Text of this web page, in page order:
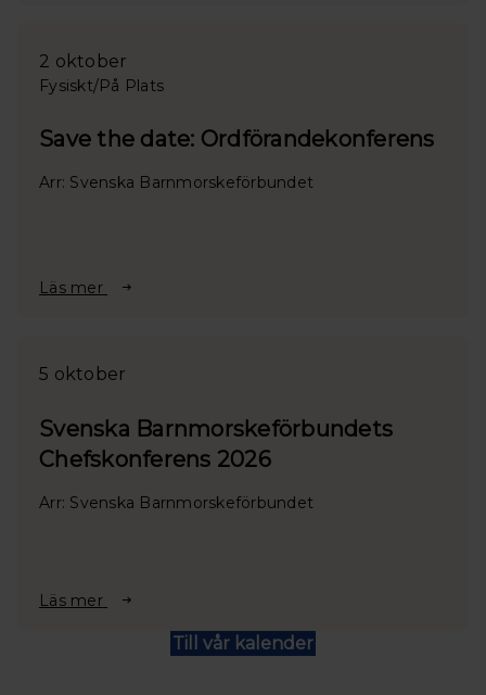
2 oktober
Fysiskt/På Plats
Save the date: Ordförandekonferens
Arr: Svenska Barnmorskeförbundet
Läs mer
5 oktober
Svenska Barnmorskeförbundets
Chefskonferens 2026
Arr: Svenska Barnmorskeförbundet
Läs mer
Till vår kalender